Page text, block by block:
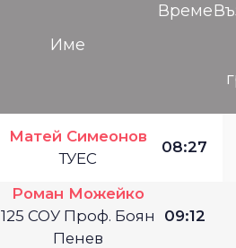
Име
Време
Матей Симеонов
ТУЕС
08:27
Роман Можейко
125 СОУ Проф. Боян
Пенев
09:12